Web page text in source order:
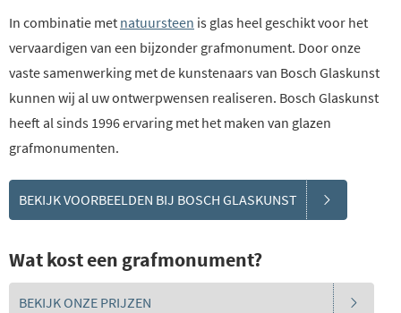
In combinatie met natuursteen is glas heel geschikt voor het
vervaardigen van een bijzonder grafmonument. Door onze
vaste samenwerking met de kunstenaars van Bosch Glaskunst
kunnen wij al uw ontwerpwensen realiseren. Bosch Glaskunst
heeft al sinds 1996 ervaring met het maken van glazen
grafmonumenten.
BEKIJK VOORBEELDEN BIJ BOSCH GLASKUNST
Wat kost een grafmonument?
BEKIJK ONZE PRIJZEN